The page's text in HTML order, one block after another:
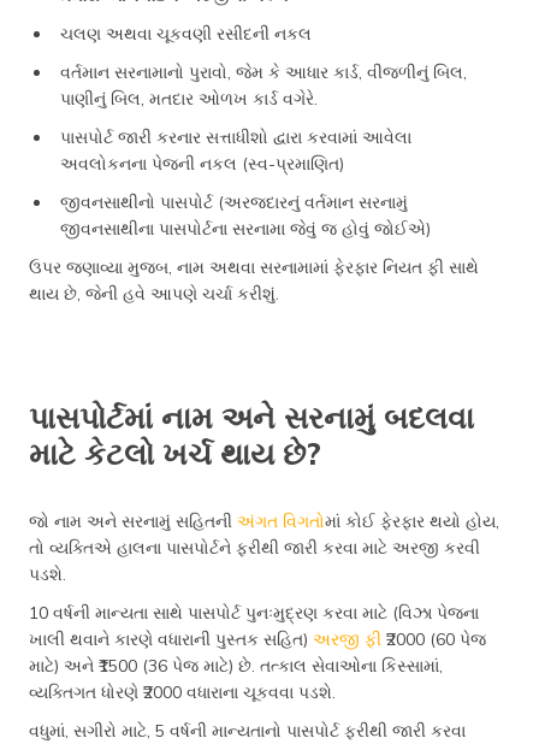
ચલણ અથવા ચૂકવણી રસીદની નકલ
વર્તમાન સરનામાનો પુરાવો, જેમ કે આધાર કાર્ડ, વીજળીનું બિલ,
પાણીનું બિલ, મતદાર ઓળખ કાર્ડ વગેરે.
પાસપોર્ટ જારી કરનાર સત્તાધીશો દ્વારા કરવામાં આવેલા
અવલોકનના પેજની નકલ (સ્વ-પ્રમાણિત)
જીવનસાથીનો પાસપોર્ટ (અરજદારનું વર્તમાન સરનામું
જીવનસાથીના પાસપોર્ટના સરનામા જેવું જ હોવું જોઈએ)
ઉપર જણાવ્યા મુજબ, નામ અથવા સરનામામાં ફેરફાર નિયત ફી સાથે
થાય છે, જેની હવે આપણે ચર્ચા કરીશું.
પાસપોર્ટમાં નામ અને સરનામું બદલવા
માટે કેટલો ખર્ચ થાય છે?
જો નામ અને સરનામું સહિતની અંગત વિગતોમાં કોઈ ફેરફાર થયો હોય,
તો વ્યક્તિએ હાલના પાસપોર્ટને ફરીથી જારી કરવા માટે અરજી કરવી
પડશે.
10 વર્ષની માન્યતા સાથે પાસપોર્ટ પુનઃમુદ્રણ કરવા માટે (વિઝા પેજના
ખાલી થવાને કારણે વધારાની પુસ્તક સહિત) અરજી ફી ₹2000 (60 પેજ
માટે) અને ₹1500 (36 પેજ માટે) છે. તત્કાલ સેવાઓના કિસ્સામાં,
વ્યક્તિગત ધોરણે ₹2000 વધારાના ચૂકવવા પડશે.
વધુમાં, સગીરો માટે, 5 વર્ષની માન્યતાનો પાસપોર્ટ ફરીથી જારી કરવા